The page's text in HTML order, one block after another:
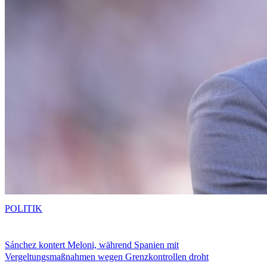
Sánchez kontert Meloni, während Spanien mit
Vergeltungsmaßnahmen wegen Grenzkontrollen droht
POLITIK